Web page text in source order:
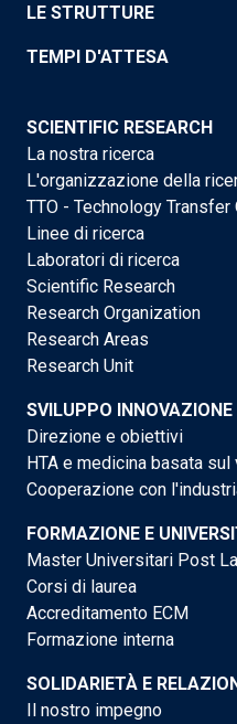
LE STRUTTURE
TEMPI D'ATTESA
SCIENTIFIC RESEARCH
La nostra ricerca
L'organizzazione della
TTO - Technology Transfer
Linee di ricerca
Laboratori di ricerca
Scientific Research
Research Organization
Research Areas
Research Unit
SVILUPPO INNOVAZIONE
Direzione e obiettivi
HTA e medicina basata sul
Cooperazione con
FORMAZIONE E
Master Universitari Post
Corsi di laurea
Accreditamento ECM
Formazione interna
SOLIDARIETÀ E
Il nostro impegno